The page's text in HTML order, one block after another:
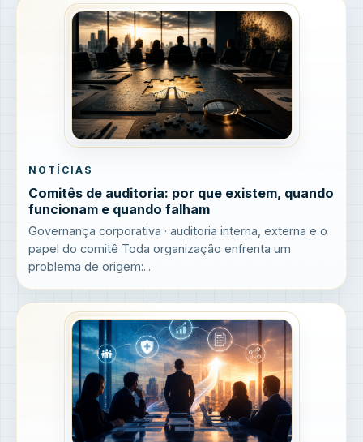
NOTÍCIAS
Comitês de auditoria: por que existem, quando
funcionam e quando falham
Governança corporativa · auditoria interna, externa e o
papel do comitê Toda organização enfrenta um
problema de origem:...